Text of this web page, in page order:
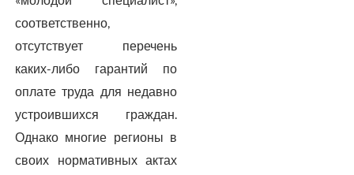
соответственно,
отсутствует перечень
каких-либо гарантий по
оплате труда для недавно
устроившихся граждан.
Однако многие регионы в
своих нормативных актах